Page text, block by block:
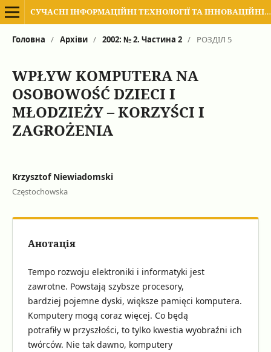
СУЧАСНІ ІНФОРМАЦІЙНІ ТЕХНОЛОГІЇ ТА ІННОВАЦІЙНІ МЕТОДИКИ НАВЧАННЯ В ПІДГОТОВЦІ ФАХІВЦІВ: МЕТОДОЛОГІЯ, ТЕОРІЯ, ДОСВІД, ПРОБЛЕМИ
Головна / Архіви / 2002: № 2. Частина 2 / РОЗДІЛ 5
WPŁYW KOMPUTERA NA
OSOBOWOŚĆ DZIECI I
MŁODZIEŻY – KORZYŚCI I
ZAGROŻENIA
Krzysztof Niewiadomski
Częstochowska
Анотація
Tempo rozwoju elektroniki i informatyki jest
zawrotne. Powstają szybsze procesory,
bardziej pojemne dyski, większe pamięci komputera.
Komputery mogą coraz więcej. Co będą
potrafiły w przyszłości, to tylko kwestia wyobraźni ich
twórców. Nie tak dawno, komputery